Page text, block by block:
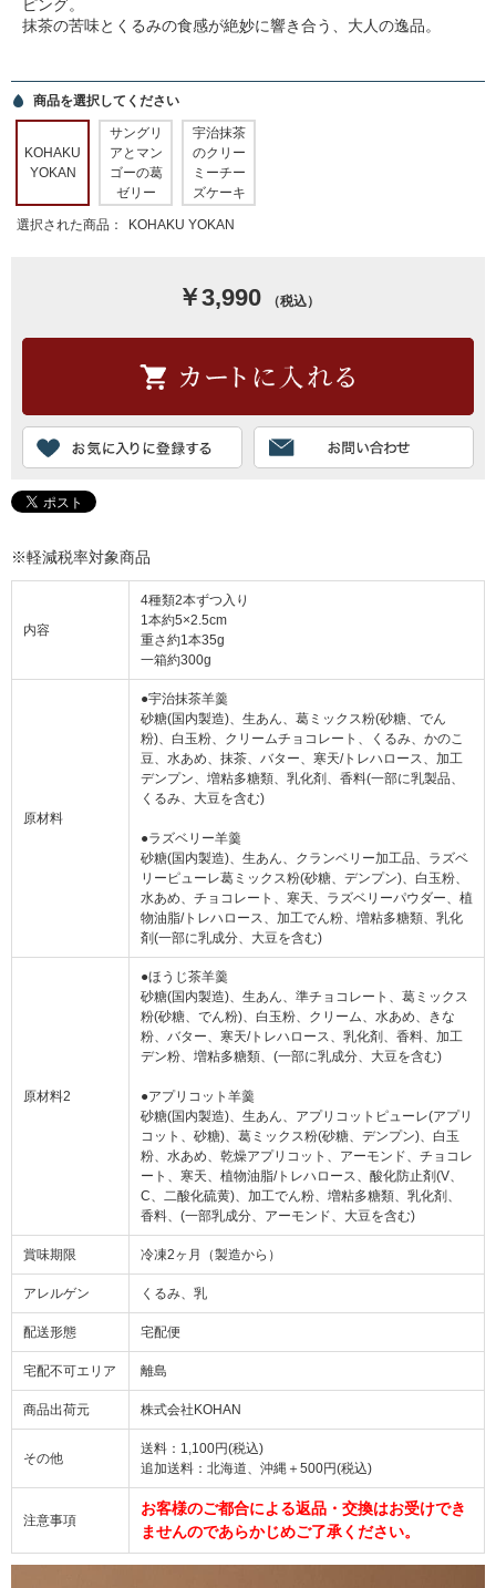
ピング。
抹茶の苦味とくるみの食感が絶妙に響き合う、大人の逸品。
商品を選択してください
KOHAKU
YOKAN
サングリ
アとマン
ゴーの葛
ゼリー
宇治抹茶
のクリー
ミーチー
ズケーキ
選択された商品： KOHAKU YOKAN
￥3,990 （税込）
※軽減税率対象商品
内容
4種類2本ずつ入り
1本約5×2.5cm
重さ約1本35g
一箱約300g
原材料
●宇治抹茶羊羹
砂糖(国内製造)、生あん、葛ミックス粉(砂糖、でん
粉)、白玉粉、クリームチョコレート、くるみ、かのこ
豆、水あめ、抹茶、バター、寒天/トレハロース、加工
デンプン、増粘多糖類、乳化剤、香料(一部に乳製品、
くるみ、大豆を含む)
●ラズベリー羊羹
砂糖(国内製造)、生あん、クランベリー加工品、ラズベ
リーピューレ葛ミックス粉(砂糖、デンプン)、白玉粉、
水あめ、チョコレート、寒天、ラズベリーパウダー、植
物油脂/トレハロース、加工でん粉、増粘多糖類、乳化
剤(一部に乳成分、大豆を含む)
原材料2
●ほうじ茶羊羹
砂糖(国内製造)、生あん、準チョコレート、葛ミックス
粉(砂糖、でん粉)、白玉粉、クリーム、水あめ、きな
粉、バター、寒天/トレハロース、乳化剤、香料、加工
デン粉、増粘多糖類、(一部に乳成分、大豆を含む)
●アプリコット羊羹
砂糖(国内製造)、生あん、アプリコットピューレ(アプリ
コット、砂糖)、葛ミックス粉(砂糖、デンプン)、白玉
粉、水あめ、乾燥アプリコット、アーモンド、チョコレ
ート、寒天、植物油脂/トレハロース、酸化防止剤(V、
C、二酸化硫黄)、加工でん粉、増粘多糖類、乳化剤、
香料、(一部乳成分、アーモンド、大豆を含む)
賞味期限 冷凍2ヶ月（製造から）
アレルゲン くるみ、乳
配送形態 宅配便
宅配不可エリア 離島
商品出荷元 株式会社KOHAN
その他
送料：1,100円(税込)
追加送料：北海道、沖縄＋500円(税込)
注意事項
お客様のご都合による返品・交換はお受けでき
ませんのであらかじめご了承ください。